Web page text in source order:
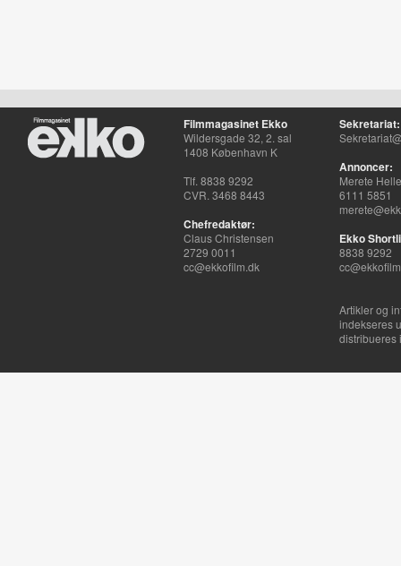
Filmmagasinet Ekko
Wildersgade 32, 2. sal
1408 København K
Tlf. 8838 9292
CVR. 3468 8443
Chefredaktør:
Claus Christensen
2729 0011
cc@ekkofilm.dk
Sekretariat:
Annoncer:
Merete
6111 5851
Ekko
8838 9292
Artikler og
indekseres
distribueres